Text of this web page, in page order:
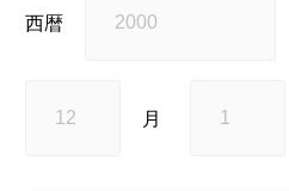
西暦
月